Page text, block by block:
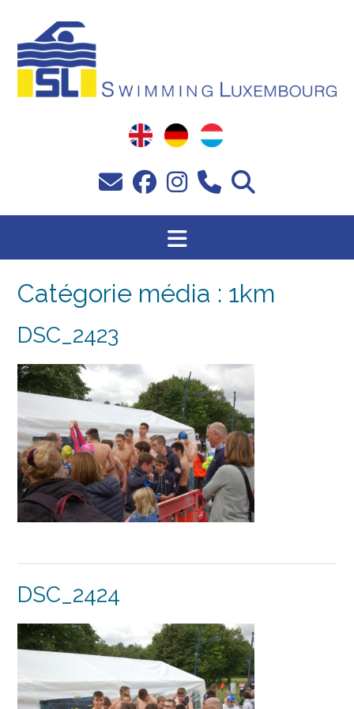
contenu
Catégorie média : 1km
DSC_2423
DSC_2424